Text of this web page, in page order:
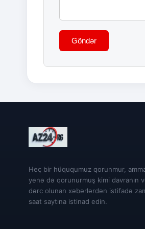
Göndər
Heç bir hüququmuz qorunmur,
yenə də qorunurmuş kimi davranın
dərc olunan xəbərlərdən istifadə
saat saytına istinad edin.